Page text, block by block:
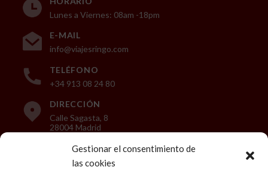
Gestionar el consentimiento de
las cookies
Lunes a Viernes: 08am -18pm
E-MAIL
info@viajesringo.com
TELÉFONO
+34 913 08 24 80
DIRECCIÓN
Calle Sagasta, 8
28004 Madrid